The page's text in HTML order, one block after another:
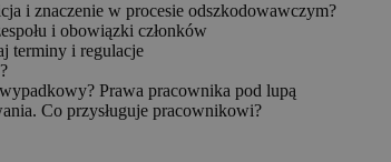
i znaczenie w procesie odszkodowawczym?
i obowiązki członków
terminy i regulacje
Prawa pracownika pod lupą
Co przysługuje pracownikowi?